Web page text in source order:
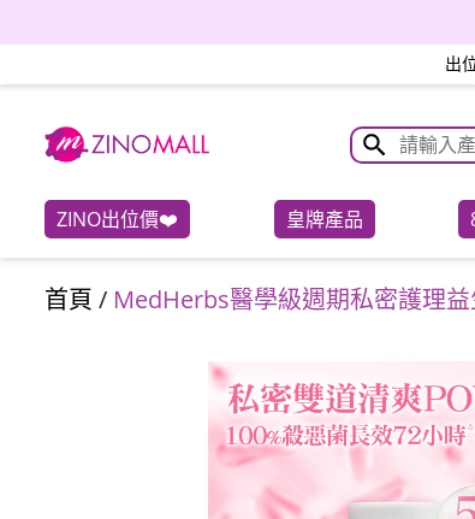
出
ZINO出位價❤️ 皇牌產品
首頁 / MedHerbs醫學級週期私密護理